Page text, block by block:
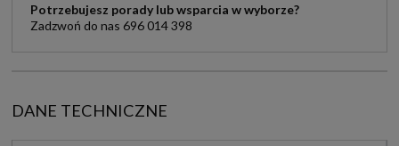
Potrzebujesz porady lub wsparcia w wyborze?
Zadzwoń do nas 696 014 398
DANE TECHNICZNE